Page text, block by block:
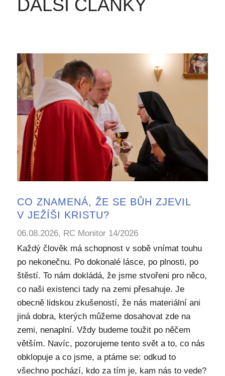
DALŠÍ ČLÁNKY
CO ZNAMENÁ, ŽE SE BŮH ZJEVIL
V JEŽÍŠI KRISTU?
06.08.2026, RC Monitor 14/2026
Každý člověk má schopnost v sobě vnímat touhu
po nekonečnu. Po dokonalé lásce, po plnosti, po
štěstí. To nám dokládá, že jsme stvořeni pro něco,
co naši existenci tady na zemi přesahuje. Je
obecně lidskou zkušeností, že nás materiální ani
jiná dobra, kterých můžeme dosahovat zde na
zemi, nenaplní. Vždy budeme toužit po něčem
větším. Navíc, pozorujeme tento svět a to, co nás
obklopuje a co jsme, a ptáme se: odkud to
všechno pochází, kdo za tím je, kam nás to vede?